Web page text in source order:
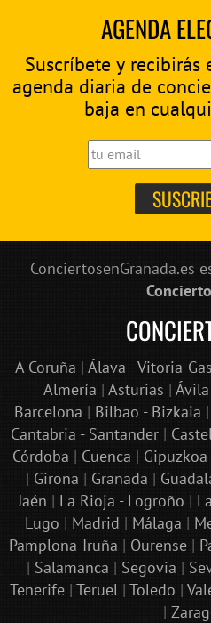
AGENDA
Suscríbete y recibirás
agenda diaria de
baja en
ConciertosenGranada.es
A Coruña | Álava - Vitoria-
Almería | Asturias | Ávila
Barcelona | Bilbao - Bizkaia |
Cantabria - Santander|
Córdoba | Cuenca |
| Girona | Granada |
Jaén | La Rioja - Logroño |
Lugo | Madrid | Málaga |
Pamplona-Iruña | Ourense |
| Salamanca | Segovia |
Tenerife| Teruel| Toledo |
|